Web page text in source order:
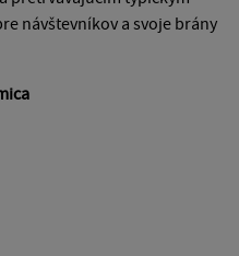
návštevníkov a svoje brány